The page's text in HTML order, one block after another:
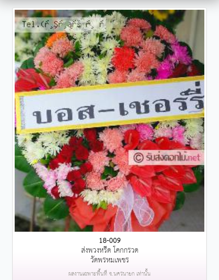
18-009
ส่งพวงหรีด โคกกรวด
วัดพรหมเพชร
ผลงานเฉพาะพื้นที่ จ.นครนายก เท่านั้น